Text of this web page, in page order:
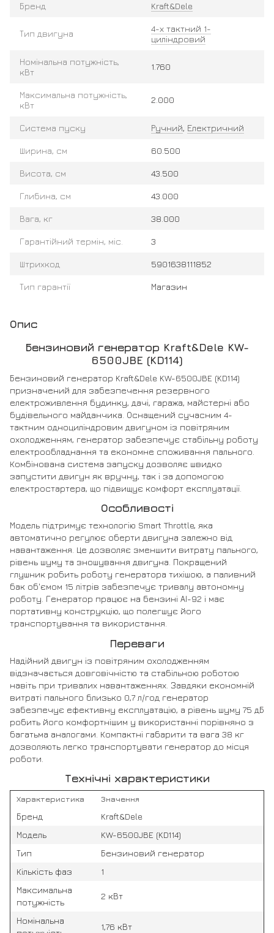
Бренд Kraft&Dele
Тип двигуна
4-х тактний 1-
циліндровий
Номінальна потужність,
кВт
1.760
Максимальна потужність,
кВт
2.000
Система пуску Ручний, Електричний
Ширина, см 60.500
Висота, см 43.500
Глибина, см 43.000
Вага, кг 38.000
Гарантійний термін, міс. 3
Штрихкод 5901638111852
Тип гарантії Магазин
Опис
Бензиновий генератор Kraft&Dele KW-
6500JBE (KD114)
Бензиновий генератор Kraft&Dele KW-6500JBE (KD114)
призначений для забезпечення резервного
електроживлення будинку, дачі, гаража, майстерні або
будівельного майданчика. Оснащений сучасним 4-
тактним одноциліндровим двигуном із повітряним
охолодженням, генератор забезпечує стабільну роботу
електрообладнання та економне споживання пального.
Комбінована система запуску дозволяє швидко
запустити двигун як вручну, так і за допомогою
електростартера, що підвищує комфорт експлуатації.
Особливості
Модель підтримує технологію Smart Throttle, яка
автоматично регулює оберти двигуна залежно від
навантаження. Це дозволяє зменшити витрату пального,
рівень шуму та зношування двигуна. Покращений
глушник робить роботу генератора тихішою, а паливний
бак об'ємом 15 літрів забезпечує тривалу автономну
роботу. Генератор працює на бензині АІ-92 і має
портативну конструкцію, що полегшує його
транспортування та використання.
Переваги
Надійний двигун із повітряним охолодженням
відзначається довговічністю та стабільною роботою
навіть при тривалих навантаженнях. Завдяки економній
витраті пального близько 0,7 л/год генератор
забезпечує ефективну експлуатацію, а рівень шуму 75 дБ
робить його комфортнішим у використанні порівняно з
багатьма аналогами. Компактні габарити та вага 38 кг
дозволяють легко транспортувати генератор до місця
роботи.
Технічні характеристики
Характеристика Значення
Бренд
Kraft&Dele
Модель
KW-6500JBE (KD114)
Тип
Бензиновий генератор
Кількість фаз
1
Максимальна
потужність
2 кВт
Номінальна
1,76 кВт